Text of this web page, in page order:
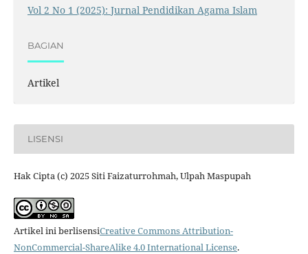
Vol 2 No 1 (2025): Jurnal Pendidikan Agama Islam
BAGIAN
Artikel
LISENSI
Hak Cipta (c) 2025 Siti Faizaturrohmah, Ulpah Maspupah
Artikel ini berlisensiCreative Commons Attribution-
NonCommercial-ShareAlike 4.0 International License.